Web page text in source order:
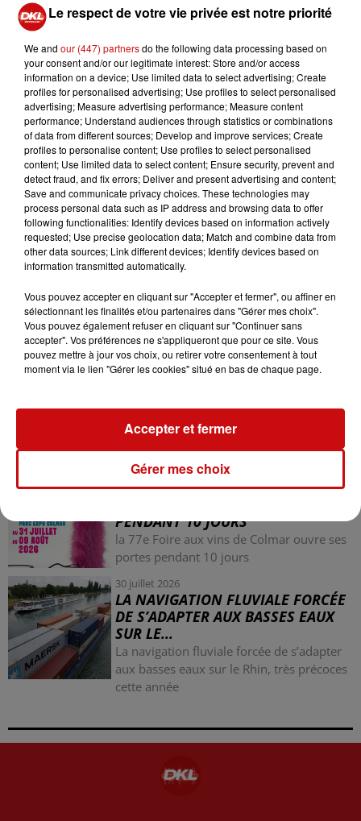
Solidarissimo, le salon du tourisme et de l'économie
Pascal Kury
Solidarissimo
LES AUTRES ACTUALITÉS
31 juillet 2026
MULHOUSE : UN HOMME
CONDAMNÉ À TROIS MOIS DE
Mulhouse : un homme condamné à trois
mois de prison avec sursis pour un salut
nazi
31 juillet 2026
LA 77E FOIRE AUX VINS DE
PENDANT 10 JOURS
la 77e Foire aux vins de Colmar ouvre ses
portes pendant 10 jours
30 juillet 2026
LA NAVIGATION FLUVIALE FORCÉE
DE S’ADAPTER AUX BASSES EAUX
SUR LE...
La navigation fluviale forcée de s’adapter
aux basses eaux sur le Rhin, très précoces
cette année
Le respect de votre vie privée est notre priorité
We and our (447) partnersdo the following data processing based on
your consent and/or our legitimate interest: Store and/or access
information on a device; Use limited data to select advertising; Create
profiles for personalised advertising; Use profiles to select personalised
advertising; Measure advertising performance; Measure content
performance; Understand audiences through statistics or combinations
of data from different sources; Develop and improve services; Create
profiles to personalise content; Use profiles to select personalised
content; Use limited data to select content; Ensure security, prevent and
detect fraud, and fix errors; Deliver and present advertising and content;
Save and communicate privacy choices. These technologies may
process personal data such as IP address and browsing data to offer
following functionalities: Identify devices based on information actively
requested; Use precise geolocation data; Match and combine data from
other data sources; Link different devices; Identify devices based on
information transmitted automatically.
Vous pouvez accepter en cliquant sur "Accepter et fermer", ou affiner en
sélectionnant les finalités et/ou partenaires dans "Gérer mes choix".
Vous pouvez également refuser en cliquant sur "Continuer sans
accepter". Vos préférences ne s'appliqueront que pour ce site. Vous
pouvez mettre à jour vos choix, ou retirer votre consentement à tout
moment via le lien "Gérer les cookies" situé en bas de chaque page.
Gérer mes choix
Accepter et fermer